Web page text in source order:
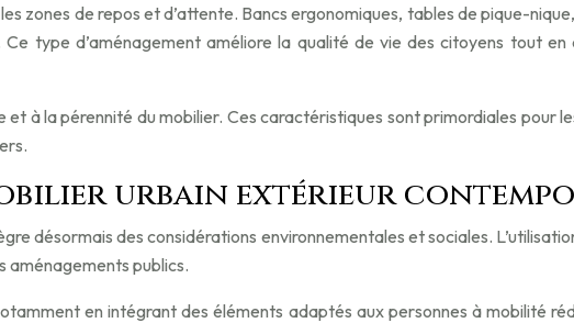
zones de repos et d’attente. Bancs ergonomiques, tables de pique-
type d’aménagement améliore la qualité de vie des citoyens tout
à la pérennité du mobilier. Ces caractéristiques sont primordiales pour
urbain extérieur
désormais des considérations environnementales et sociales.
aménagements publics.
en intégrant des éléments adaptés aux personnes à mobilité